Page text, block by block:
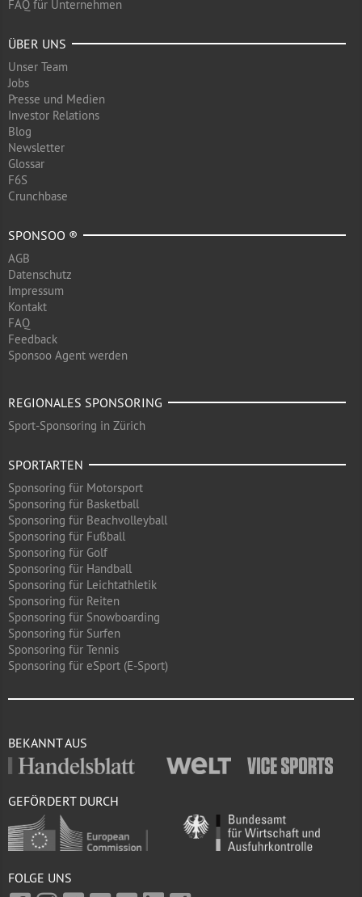
FAQ für Unternehmen
ÜBER UNS
Unser Team
Jobs
Presse und Medien
Investor Relations
Blog
Newsletter
Glossar
F6S
Crunchbase
SPONSOO ®
AGB
Datenschutz
Impressum
Kontakt
FAQ
Feedback
Sponsoo Agent werden
REGIONALES SPONSORING
Sport-Sponsoring in Zürich
SPORTARTEN
Sponsoring für Motorsport
Sponsoring für Basketball
Sponsoring für Beachvolleyball
Sponsoring für Fußball
Sponsoring für Golf
Sponsoring für Handball
Sponsoring für Leichtathletik
Sponsoring für Reiten
Sponsoring für Snowboarding
Sponsoring für Surfen
Sponsoring für Tennis
Sponsoring für eSport (E-Sport)
BEKANNT AUS
GEFÖRDERT DURCH
FOLGE UNS